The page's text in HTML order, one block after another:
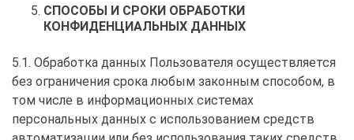
СПОСОБЫ И СРОКИ ОБРАБОТКИ
КОНФИДЕНЦИАЛЬНЫХ ДАННЫХ
5.1. Обработка данных Пользователя осуществляется
без ограничения срока любым законным способом, в
том числе в информационных системах
персональных данных с использованием средств